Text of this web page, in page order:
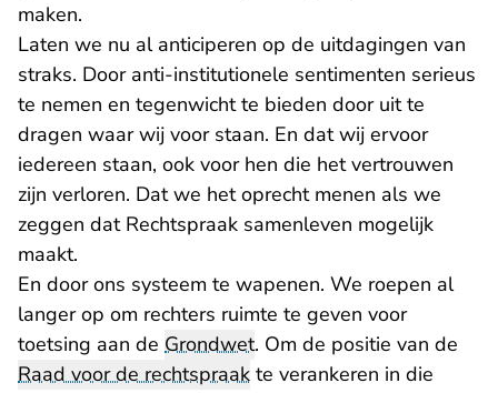
maken.
Laten we nu al anticiperen op de uitdagingen van
straks. Door anti-institutionele sentimenten serieus
te nemen en tegenwicht te bieden door uit te
dragen waar wij voor staan. En dat wij ervoor
iedereen staan, ook voor hen die het vertrouwen
zijn verloren. Dat we het oprecht menen als we
zeggen dat Rechtspraak samenleven mogelijk
maakt.
En door ons systeem te wapenen. We roepen al
langer op om rechters ruimte te geven voor
toetsing aan de Grondwet. Om de positie van de
Raad voor de rechtspraak te verankeren in die